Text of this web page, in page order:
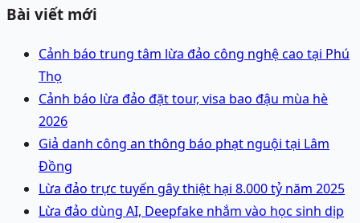
Bài viết mới
Cảnh báo trung tâm lừa đảo công nghệ cao tại Phú
Thọ
Cảnh báo lừa đảo đặt tour, visa bao đậu mùa hè
2026
Giả danh công an thông báo phạt nguội tại Lâm
Đồng
Lừa đảo trực tuyến gây thiệt hại 8.000 tỷ năm 2025
Lừa đảo dùng AI, Deepfake nhắm vào học sinh dịp